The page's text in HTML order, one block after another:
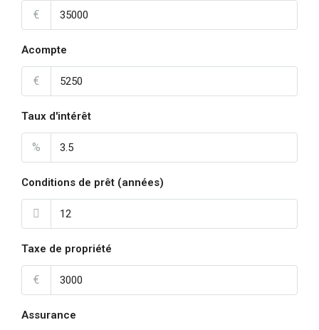
€
Acompte
€
Taux d'intérêt
%
Conditions de prêt (années)
Taxe de propriété
€
Assurance